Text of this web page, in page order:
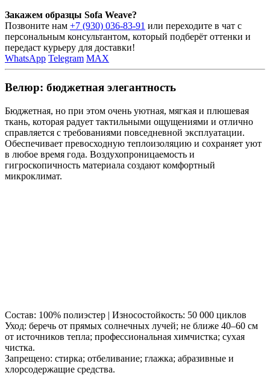
Закажем образцы Sofa Weave?
Позвоните нам +7 (930) 036-83-91 или переходите в чат с
персональным консультантом, который подберёт оттенки и
передаст курьеру для доставки!
WhatsApp Telegram MAX
Велюр: бюджетная элегантность
Бюджетная, но при этом очень уютная, мягкая и плюшевая
ткань, которая радует тактильными ощущениями и отлично
справляется с требованиями повседневной эксплуатации.
Обеспечивает превосходную теплоизоляцию и сохраняет уют
в любое время года. Воздухопроницаемость и
гигроскопичность материала создают комфортный
микроклимат.
Состав: 100% полиэстер | Износостойкость: 50 000 циклов
Уход: беречь от прямых солнечных лучей; не ближе 40–60 см
от источников тепла; профессиональная химчистка; сухая
чистка.
Запрещено: стирка; отбеливание; глажка; абразивные и
хлорсодержащие средства.